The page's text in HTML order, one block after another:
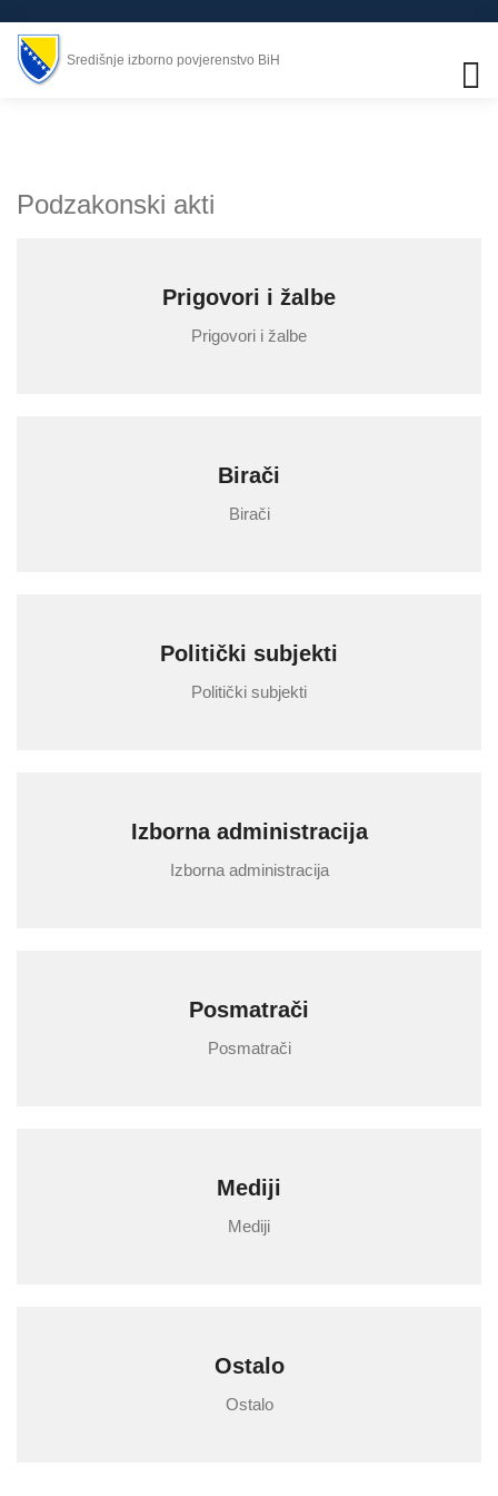
Središnje izborno povjerenstvo BiH
Podzakonski akti
Prigovori i žalbe
Prigovori i žalbe
Birači
Birači
Politički subjekti
Politički subjekti
Izborna administracija
Izborna administracija
Posmatrači
Posmatrači
Mediji
Mediji
Ostalo
Ostalo